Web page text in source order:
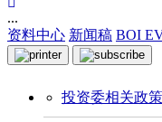
...
资料中心 新闻稿 BOI
投资委相关政